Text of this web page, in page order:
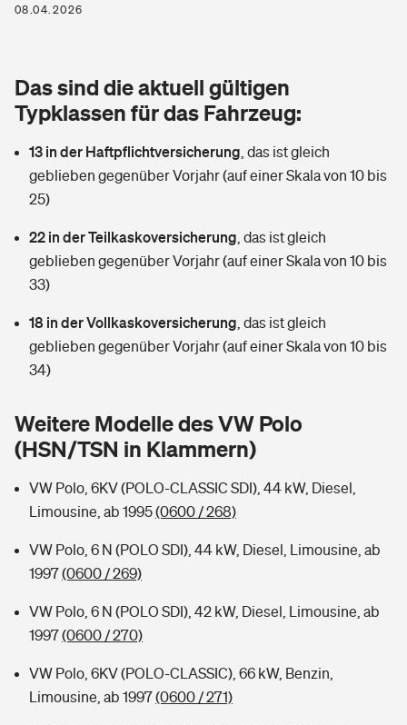
Zur Übersicht
Tools
Wer versichert was: Jetzt Versicherer finden
Sie haben Fragen?
Glasversicherung
Mietkautionsversicherung
Restkreditversicherung
Zur Übersicht
Tools
Wer versichert was: Jetzt Versicherer finden
Sie haben Fragen?
Kinderunfall­ver­si­che­rung
Kinderinvalidität
Hundehalter-Haftpflicht
Handyversicherung
Musikinstrumentenversicherung
Zur Übersicht
Kinderunfall-Check: Mehr Sicherheit für deine Kids
Typklassen: So ist Ihr Auto eingestuft
Private Krankenversicherung
Dread-Disease-Versicherung
Tierkrankenversicherung
Zur Übersicht
Tools
Wer versichert was: Jetzt Versicherer finden
Sie haben Fragen?
Rentenrechner: Wie viel Geld bekomme ich im Alter?
08.04.2026
Das sind die aktuell gültigen
Typklassen für das Fahrzeug:
13 in der Haftpflichtversicherung das ist gleich
geblieben gegenüber Vorjahr (auf einer Skala von 10 bis
25)
22 in der Teilkaskoversicherung das ist gleich
geblieben gegenüber Vorjahr (auf einer Skala von 10 bis
33)
18 in der Vollkaskoversicherung das ist gleich
geblieben gegenüber Vorjahr (auf einer Skala von 10 bis
34)
Weitere Modelle des VW Polo
(HSN/TSN in Klammern)
VW Polo, 6KV (POLO-CLASSIC SDI), 44 kW, Diesel,
Limousine, ab 1995(0600 / 268)
VW Polo, 6 N (POLO SDI), 44 kW, Diesel, Limousine, ab
1997(0600 / 269)
VW Polo, 6 N (POLO SDI), 42 kW, Diesel, Limousine, ab
1997(0600 / 270)
VW Polo, 6KV (POLO-CLASSIC), 66 kW, Benzin,
Limousine, ab 1997(0600 / 271)